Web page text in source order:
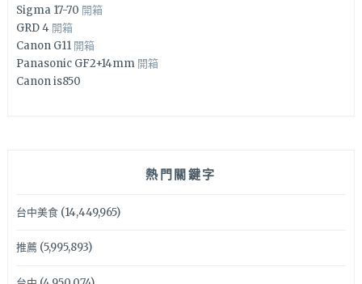
Sigma 17-70 開箱
GRD 4 開箱
Canon G11 開箱
Panasonic GF2+14mm 開箱
Canon is850
熱門關鍵字
台中美食(14,449,965)
推薦(5,995,893)